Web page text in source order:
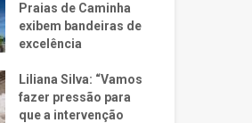
Praias de Caminha
exibem bandeiras de
excelência
Liliana Silva: “Vamos
fazer pressão para
que a intervenção